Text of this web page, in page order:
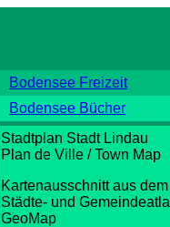
Bodensee Freizeit
Bodensee Bücher
Stadtplan Stadt Lindau
Plan de Ville / Town Map
Kartenausschnitt aus dem
Städte- und
GeoMap